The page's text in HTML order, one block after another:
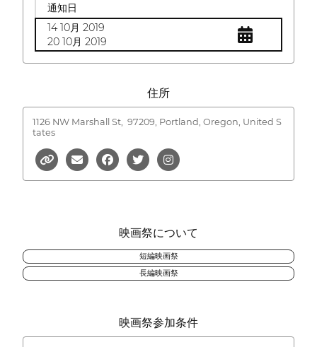
通知日
14 10月 2019
20 10月 2019
住所
1126 NW Marshall St, 97209, Portland, Oregon, United S
tates
映画祭について
短編映画祭
長編映画祭
映画祭参加条件